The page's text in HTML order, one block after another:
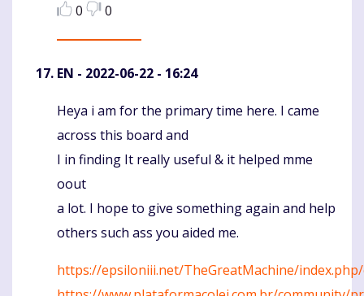
0
0
EN - 2022-06-22 - 16:24
Komentaras
Heya i am for the primary time here. I came
across this board and
I in finding It really useful & it helped mme
oout
a lot. I hope to give something again and help
others such ass you aided me.
https://epsiloniii.net/TheGreatMachine/